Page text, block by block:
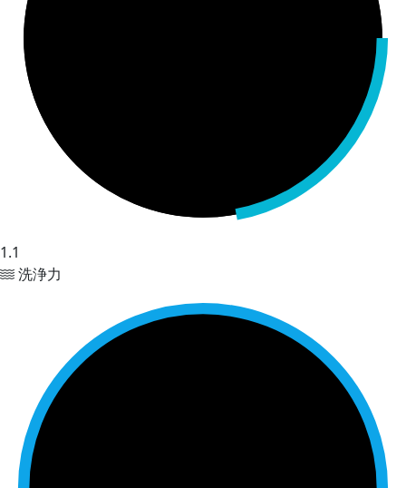
1.1
洗浄力